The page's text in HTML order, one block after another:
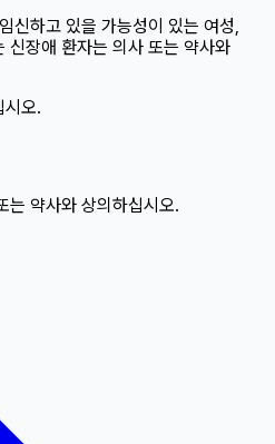
신하고 있을 가능성이 있는 여성,
신장애 환자는 의사 또는 약사와
시오.
는 약사와 상의하십시오.